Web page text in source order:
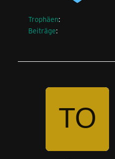
Trophäen
Beiträge